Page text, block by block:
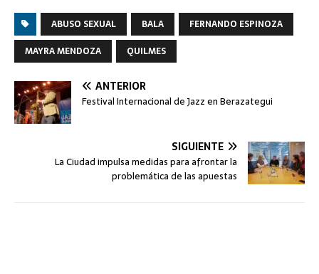
ABUSO SEXUAL BALA
FERNANDO ESPINOZA
MAYRA MENDOZA
QUILMES
ANTERIOR
Festival Internacional de Jazz en Berazategui
SIGUIENTE
La Ciudad impulsa medidas para afrontar la
problemática de las apuestas